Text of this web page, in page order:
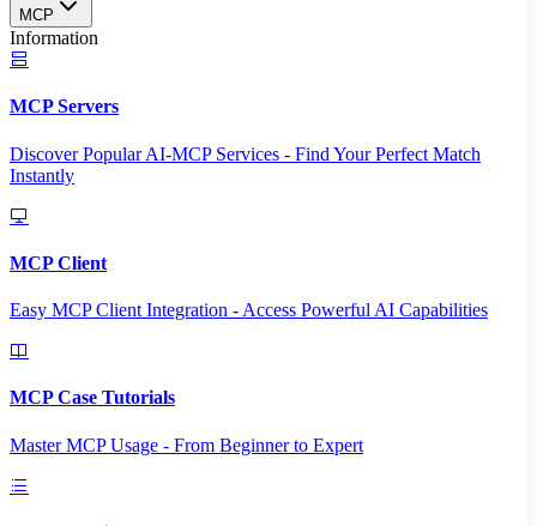
MCP
Information
MCP Servers
Discover Popular AI-MCP Services - Find Your Perfect Match
Instantly
MCP Client
Easy MCP Client Integration - Access Powerful AI Capabilities
MCP Case Tutorials
Master MCP Usage - From Beginner to Expert